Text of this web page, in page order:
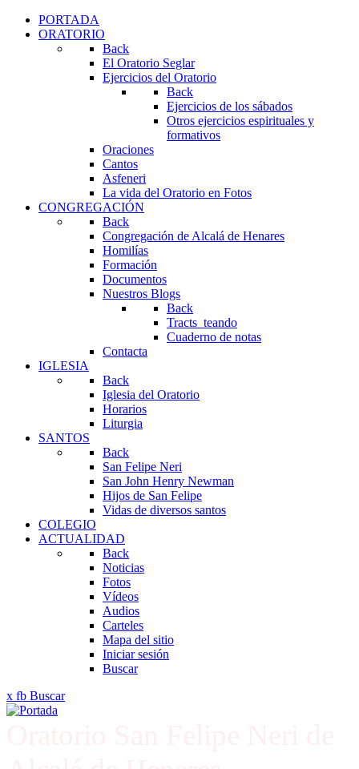
PORTADA
ORATORIO
Back
El Oratorio Seglar
Ejercicios del Oratorio
Back
Ejercicios de los sábados
Otros ejercicios espirituales y
formativos
Oraciones
Cantos
Asfeneri
La vida del Oratorio en Fotos
CONGREGACIÓN
Back
Congregación de Alcalá de Henares
Homilías
Formación
Documentos
Nuestros Blogs
Back
Tracts_teando
Cuaderno de notas
Contacta
IGLESIA
Back
Iglesia del Oratorio
Horarios
Liturgia
SANTOS
Back
San Felipe Neri
San John Henry Newman
Hijos de San Felipe
Vidas de diversos santos
COLEGIO
ACTUALIDAD
Back
Noticias
Fotos
Vídeos
Audios
Carteles
Mapa del sitio
Iniciar sesión
Buscar
x fb Buscar